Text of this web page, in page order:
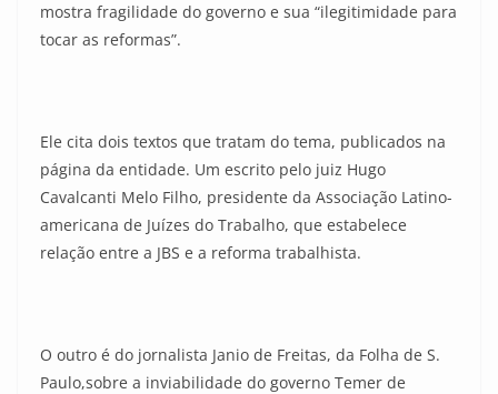
mostra fragilidade do governo e sua “ilegitimidade para
tocar as reformas”.
Ele cita dois textos que tratam do tema, publicados na
página da entidade. Um escrito pelo juiz Hugo
Cavalcanti Melo Filho, presidente da Associação Latino-
americana de Juízes do Trabalho, que estabelece
relação entre a JBS e a reforma trabalhista.
O outro é do jornalista Janio de Freitas, da Folha de S.
Paulo,sobre a inviabilidade do governo Temer de